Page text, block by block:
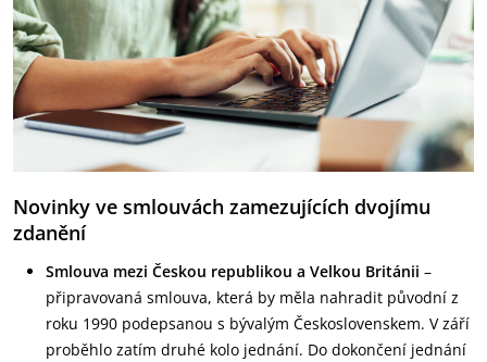
Novinky ve smlouvách zamezujících dvojímu
zdanění
Smlouva mezi Českou republikou a Velkou Británii –
připravovaná smlouva, která by měla nahradit původní z
roku 1990 podepsanou s bývalým Československem. V září
proběhlo zatím druhé kolo jednání. Do dokončení jednání